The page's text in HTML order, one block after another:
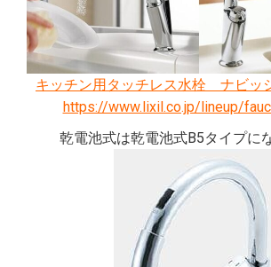
キッチン用タッチレス水栓 ナビッ
https://www.lixil.co.jp/lineup/
乾電池式は乾電池式B5タイプに